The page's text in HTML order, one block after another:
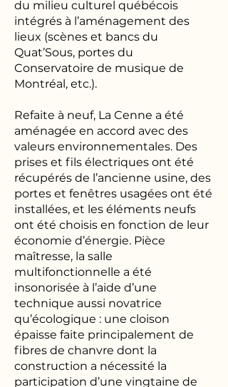
du milieu culturel québécois
intégrés à l’aménagement des
lieux (scènes et bancs du
Quat’Sous, portes du
Conservatoire de musique de
Montréal, etc.).
Refaite à neuf, La Cenne a été
aménagée en accord avec des
valeurs environnementales. Des
prises et fils électriques ont été
récupérés de l’ancienne usine, des
portes et fenêtres usagées ont été
installées, et les éléments neufs
ont été choisis en fonction de leur
économie d’énergie. Pièce
maîtresse, la salle
multifonctionnelle a été
insonorisée à l’aide d’une
technique aussi novatrice
qu’écologique : une cloison
épaisse faite principalement de
fibres de chanvre dont la
construction a nécessité la
participation d’une vingtaine de